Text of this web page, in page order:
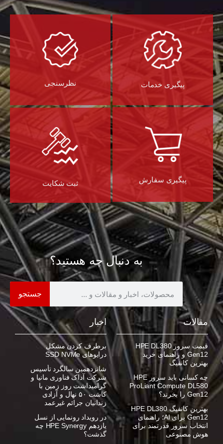
پیگیری خدمات نظرسنجی
پیگیری سفارش ثبت شکایت
به دنبال چه هستید؟
جستجو
مقالات
قیمت سرور HPE DL380
Gen12 و راهنمای خرید
بهترین کانفیگ
چه کسانی باید سرور HPE
ProLiant Compute DL580
Gen12 را بخرند؟
بهترین کانفیگ HPE DL380
Gen12 برای AI؛ راهنمای
انتخاب سرور قدرتمند برای
هوش مصنوعی
اخبار
برطرف کردن مشکل
درایوهای SSD NVMe
شانزدهمین سالگرد تأسیس
شرکت آداک فناوری مانیا و
گرامیداشت روز زمین با
کاشت ۵۰ نهال و آزادی
زندانیان جرائم غیرعمد
در رویداد رونمایی از نسل
یازدهم HPE Synergy چه
گذشت؟